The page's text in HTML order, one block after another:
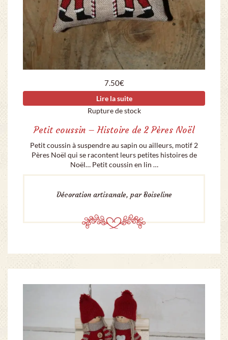
7.50€
Lire la suite
Rupture de stock
Petit coussin – Histoire de 2 Pères Noël
Petit coussin à suspendre au sapin ou ailleurs, motif 2
Pères Noël qui se racontent leurs petites histoires de
Noël… Petit coussin en lin …
Décoration artisanale, par Boiseline